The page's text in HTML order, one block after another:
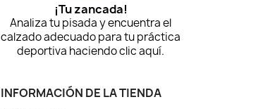
¡Tu zancada!
Analiza tu pisada y encuentra el
calzado adecuado para tu práctica
deportiva haciendo clic aquí.
INFORMACIÓN DE LA TIENDA